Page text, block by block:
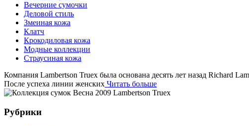
Вечерние сумочки
Деловой стиль
Змеиная кожа
Клатч
Крокодиловая кожа
Модные коллекции
Страусиная кожа
Компания Lambertson Truex была основана десять лет назад Richard
После успеха линии женских Читать больше
Рубрики